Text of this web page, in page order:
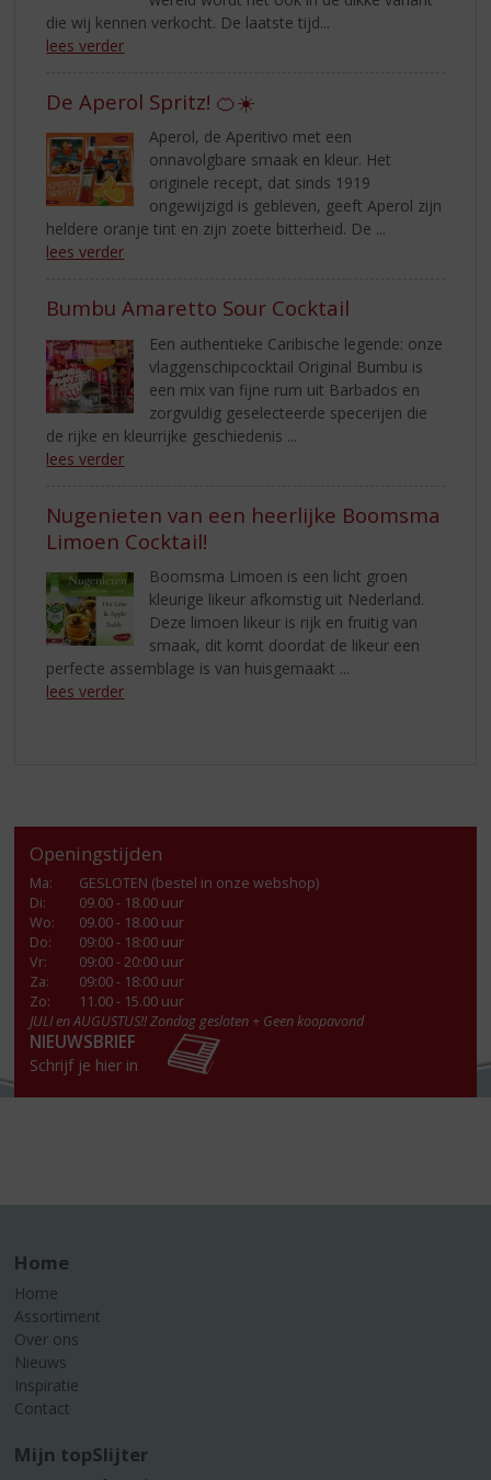
die wij kennen verkocht. De laatste tijd...
lees verder
De Aperol Spritz! 🍊☀️
Aperol, de Aperitivo met een
onnavolgbare smaak en kleur. Het
originele recept, dat sinds 1919
ongewijzigd is gebleven, geeft Aperol zijn
heldere oranje tint en zijn zoete bitterheid. De ...
lees verder
Bumbu Amaretto Sour Cocktail
Een authentieke Caribische legende: onze
vlaggenschipcocktail Original Bumbu is
een mix van fijne rum uit Barbados en
zorgvuldig geselecteerde specerijen die
de rijke en kleurrijke geschiedenis ...
lees verder
Nugenieten van een heerlijke Boomsma
Limoen Cocktail!
Boomsma Limoen is een licht groen
kleurige likeur afkomstig uit Nederland.
Deze limoen likeur is rijk en fruitig van
smaak, dit komt doordat de likeur een
perfecte assemblage is van huisgemaakt ...
lees verder
Openingstijden
Ma:
GESLOTEN (bestel in onze webshop)
Di:
09.00 - 18.00 uur
Wo:
09.00 - 18.00 uur
Do:
09:00 - 18:00 uur
Vr:
09:00 - 20:00 uur
Za:
09:00 - 18:00 uur
Zo:
11.00 - 15.00 uur
JULI en AUGUSTUS!! Zondag gesloten + Geen koopavond
NIEUWSBRIEF
Schrijf je hier in
Home
Home
Assortiment
Over ons
Nieuws
Inspiratie
Contact
Mijn topSlijter